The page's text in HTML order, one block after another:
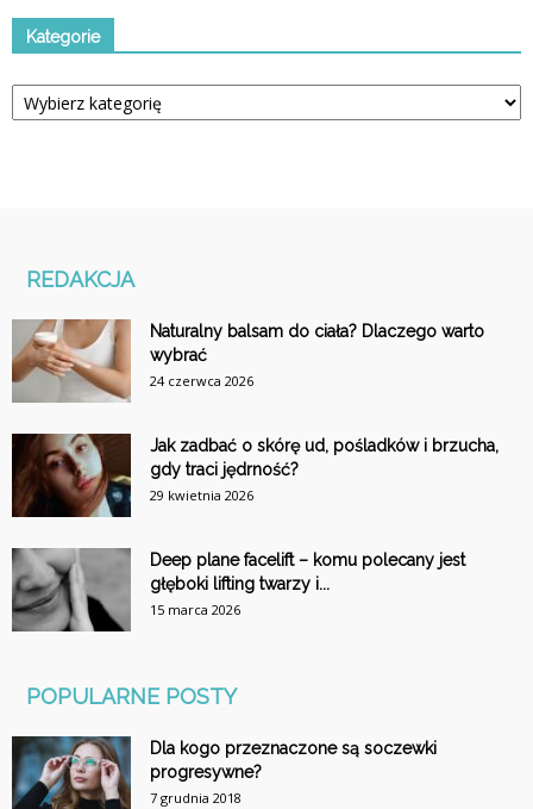
Kategorie
Kategorie
REDAKCJA
Naturalny balsam do ciała? Dlaczego warto
wybrać
24 czerwca 2026
Jak zadbać o skórę ud, pośladków i brzucha,
gdy traci jędrność?
29 kwietnia 2026
Deep plane facelift – komu polecany jest
głęboki lifting twarzy i...
15 marca 2026
POPULARNE POSTY
Dla kogo przeznaczone są soczewki
progresywne?
7 grudnia 2018